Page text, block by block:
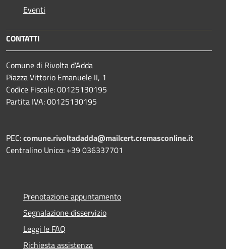
Eventi
CONTATTI
Comune di Rivolta d'Adda
Piazza Vittorio Emanuele II, 1
Codice Fiscale: 00125130195
Partita IVA: 00125130195
PEC:comune.rivoltadadda@mailcert.cremasconline.it
Centralino Unico: +39 036337701
Prenotazione appuntamento
Segnalazione disservizio
Leggi le FAQ
Richiesta assistenza